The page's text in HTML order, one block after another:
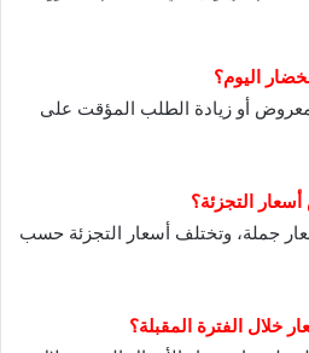
اليوم؟
المعروض أو زيادة الطلب المؤقت على
التجزئة؟
جملة، وتختلف أسعار التجزئة حسب
خلال الفترة المقبلة؟